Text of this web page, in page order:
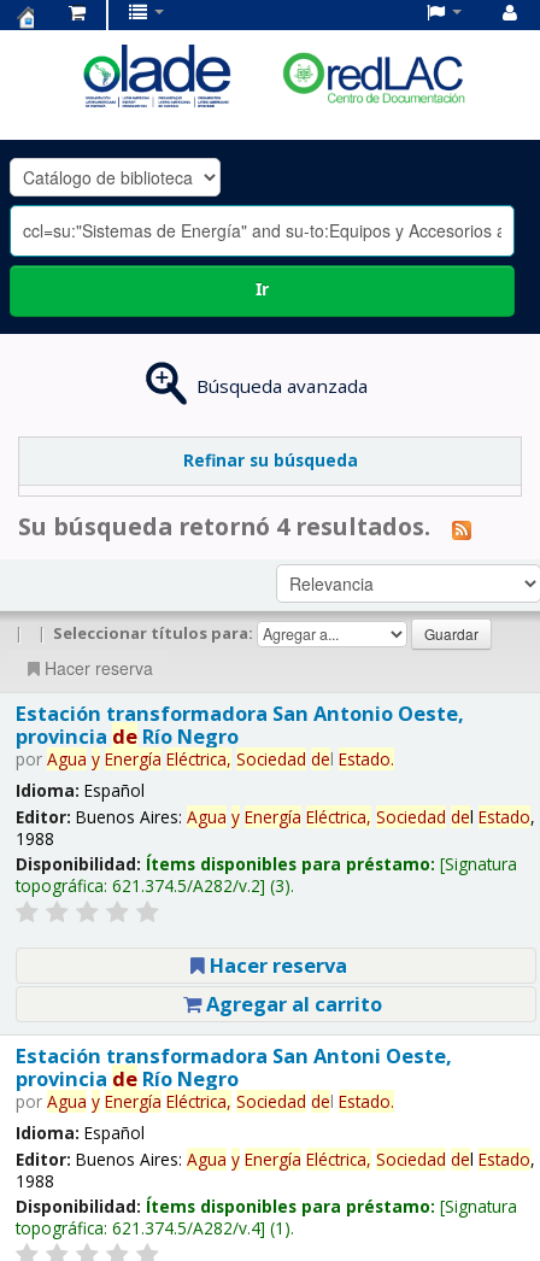
OLADE
-
Ir
Búsqueda avanzada
Refinar su búsqueda
Su búsqueda retornó 4 resultados.
| | Seleccionar títulos para:
Hacer reserva
Estación transformadora San Antonio Oeste,
provincia deRío Negro
por Agua y Energía Eléctrica, Sociedad del Estado.
Idioma: Español
Editor: Buenos Aires: Agua y Energía Eléctrica, Sociedad del Estado,
1988
Disponibilidad: Ítems disponibles para préstamo: Signatura
topográfica: 621.374.5/A282/v.2 (3).
Hacer reserva
Agregar al carrito
Estación transformadora San Antoni Oeste,
provincia deRío Negro
por Agua y Energía Eléctrica, Sociedad del Estado.
Idioma: Español
Editor: Buenos Aires: Agua y Energía Eléctrica, Sociedad del Estado,
1988
Disponibilidad: Ítems disponibles para préstamo: Signatura
topográfica: 621.374.5/A282/v.4 (1).